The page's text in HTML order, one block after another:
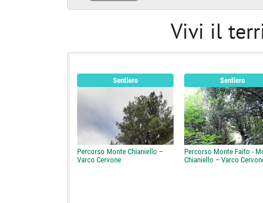
Vivi il
Sentiero
Percorso Monte Chianiello –
Varco Cervone
Sentiero
Percorso Monte Faito -
Chianiello – Varco